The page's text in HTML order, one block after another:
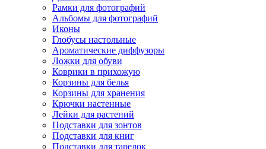
Рамки для фотографий
Альбомы для фотографий
Иконы
Глобусы настольные
Ароматические диффузоры
Ложки для обуви
Коврики в прихожую
Корзины для белья
Корзины для хранения
Крючки настенные
Лейки для растений
Подставки для зонтов
Подставки для книг
Подставки для тарелок